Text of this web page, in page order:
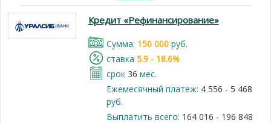
Кредит «Рефинансирование»
Cумма: 150 000руб.
cтавка 5.9 - 18.6%
срок 36 мес.
Ежемесячный платеж: 4 556 - 5 468
руб.
Выплатить всего: 164 016 - 196 848